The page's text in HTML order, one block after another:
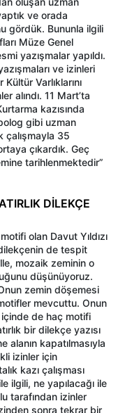
ve orada
gördük. Bununla ilgili
Müze Genel
yazışmalar yapıldı.
ve izinleri
Varlıklarını
alındı. 11 Mart’ta
kazısında
gibi uzman
çalışmayla 35
çıkardık. Geç
tarihlenmektedir”
DİLEKÇE
olan Davut Yıldızı
de tespit
mozaik zeminin o
düşünüyoruz.
zemin döşemesi
mevcuttu. Onun
içinde de haç motifi
bir dilekçe yazısı
alanın kapatılmasıyla
izinler için
kazı çalışması
ilgili, ne yapılacağı ile
tarafından izinler
sonra tekrar bir